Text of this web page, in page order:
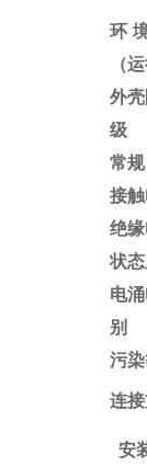
环
（
外
级
常规
接
绝
状
电
别
污
连
安